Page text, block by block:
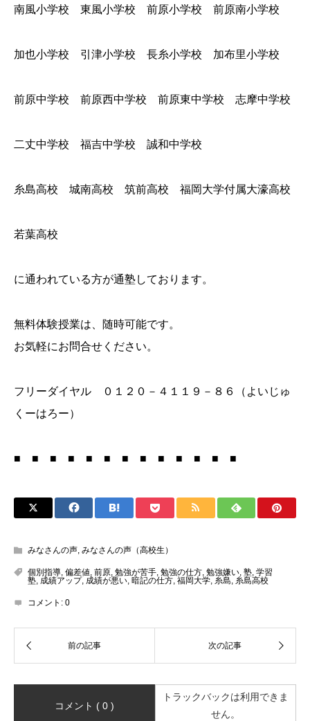
南風小学校 東風小学校 前原小学校 前原南小学校
加也小学校 引津小学校 長糸小学校 加布里小学校
前原中学校 前原西中学校 前原東中学校 志摩中学校
二丈中学校 福吉中学校 誠和中学校
糸島高校 城南高校 筑前高校 福岡大学付属大濠高校
若葉高校
に通われている方が通塾しております。
無料体験授業は、随時可能です。
お気軽にお問合せください。
フリーダイヤル ０１２０－４１１９－８６（よいじゅ
くーはろー）
■ ■ ■ ■ ■ ■ ■ ■ ■ ■ ■ ■ ■
みなさんの声, みなさんの声（高校生）
個別指導, 偏差値, 前原, 勉強が苦手, 勉強の仕方, 勉強嫌い, 塾, 学習
塾, 成績アップ, 成績が悪い, 暗記の仕方, 福岡大学, 糸島, 糸島高校
コメント: 0
コメント ( 0 )
トラックバックは利用できま
せん。